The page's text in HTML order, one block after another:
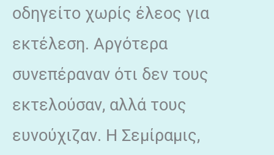
οδηγείτο χωρίς έλεος για
εκτέλεση. Αργότερα
συνεπέραναν ότι δεν τους
εκτελούσαν, αλλά τους
ευνούχιζαν. Η Σεμίραμις,